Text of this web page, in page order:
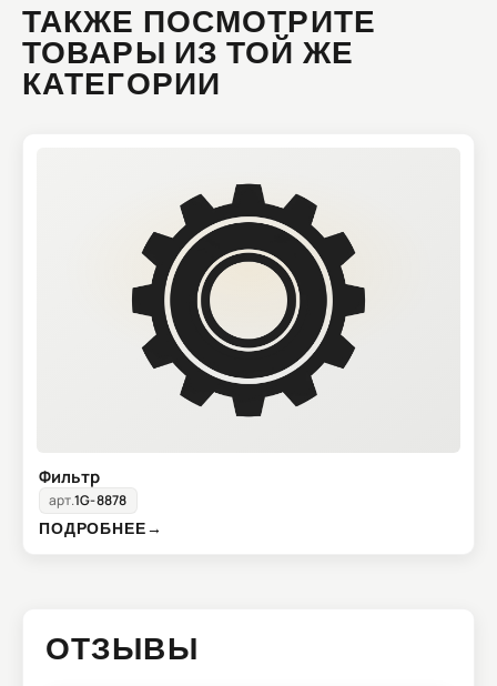
ТАКЖЕ ПОСМОТРИТЕ
ТОВАРЫ ИЗ ТОЙ ЖЕ
КАТЕГОРИИ
Фильтр
арт.1G-8878
ПОДРОБНЕЕ→
ОТЗЫВЫ